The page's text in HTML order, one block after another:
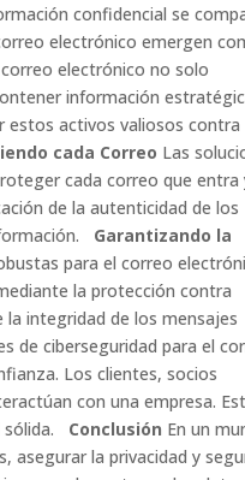
confidencial se
electrónico emergen
correo electrónico no solo
información
estos activos valiosos contra
cada Correo Las
cada correo que entra
de la autenticidad de los
Garantizando la
para el correo
la protección contra
integridad de los mensajes
de ciberseguridad para el
Los clientes, socios
con una empresa.
sólida. Conclusión En un
asegurar la privacidad y